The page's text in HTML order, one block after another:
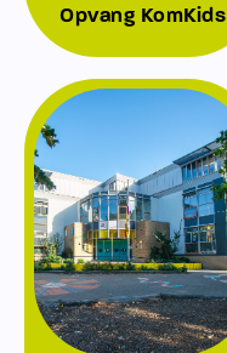
Opvang KomKids